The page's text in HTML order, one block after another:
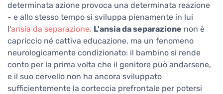
determinata azione provoca una determinata reazione
- e allo stesso tempo si sviluppa pienamente in lui
l'ansia da separazione. L'ansia da separazione non è
capriccio né cattiva educazione, ma un fenomeno
neurologicamente condizionato: il bambino si rende
conto per la prima volta che il genitore può andarsene,
e il suo cervello non ha ancora sviluppato
sufficientemente la corteccia prefrontale per potersi